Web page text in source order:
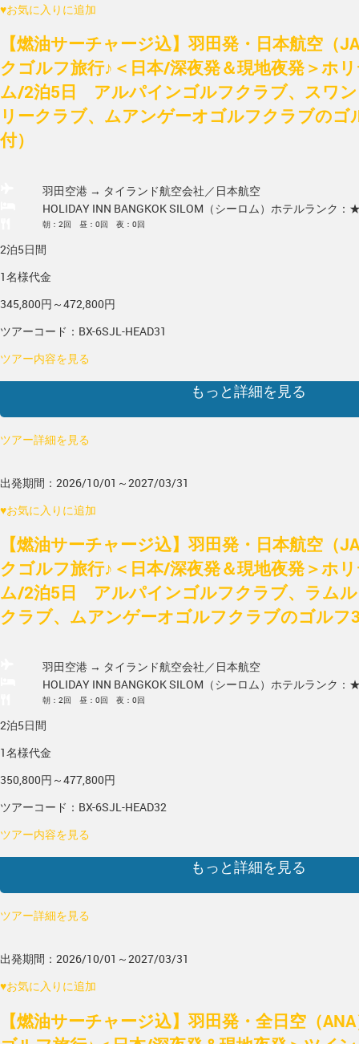
♥お気に入りに追加
【燃油サーチャージ込】羽田発・日本航空（
クゴルフ旅行♪＜日本/深夜発＆現地夜発＞ホ
ム/2泊5日 アルパインゴルフクラブ、スワ
リークラブ、ムアンゲーオゴルフクラブのゴ
付）
羽田空港 → タイランド航空会社／日本航空
HOLIDAY INN BANGKOK SILOM（シーロム） ホテルランク
朝：2回 昼：0回 夜：0回
2泊5日間
1名様代金
345,800円～472,800円
ツアーコード：BX-6SJL-HEAD31
ツアー内容を見る
もっと詳細を見る
ツアー詳細を見る
出発期間：2026/10/01～2027/03/31
♥お気に入りに追加
【燃油サーチャージ込】羽田発・日本航空（
クゴルフ旅行♪＜日本/深夜発＆現地夜発＞ホ
ム/2泊5日 アルパインゴルフクラブ、ラム
クラブ、ムアンゲーオゴルフクラブのゴルフ
羽田空港 → タイランド航空会社／日本航空
HOLIDAY INN BANGKOK SILOM（シーロム） ホテルランク
朝：2回 昼：0回 夜：0回
2泊5日間
1名様代金
350,800円～477,800円
ツアーコード：BX-6SJL-HEAD32
ツアー内容を見る
もっと詳細を見る
ツアー詳細を見る
出発期間：2026/10/01～2027/03/31
♥お気に入りに追加
【燃油サーチャージ込】羽田発・全日空（